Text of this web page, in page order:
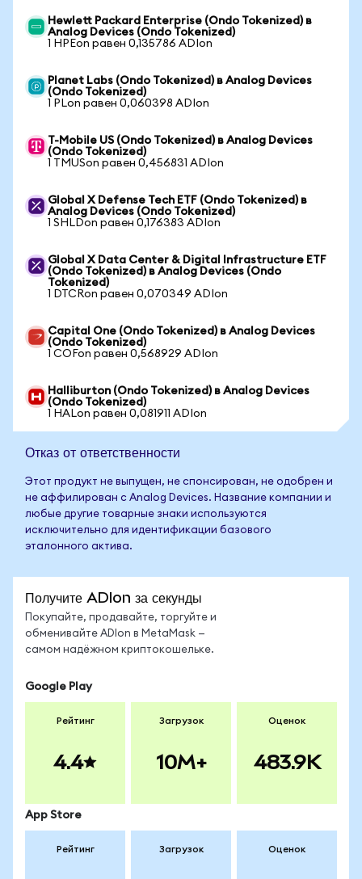
Hewlett Packard Enterprise (Ondo Tokenized) в
Analog Devices (Ondo Tokenized)
1 HPEon равен 0,135786 ADIon
Planet Labs (Ondo Tokenized) в Analog Devices
(Ondo Tokenized)
1 PLon равен 0,060398 ADIon
T-Mobile US (Ondo Tokenized) в Analog Devices
(Ondo Tokenized)
1 TMUSon равен 0,456831 ADIon
Global X Defense Tech ETF (Ondo Tokenized) в
Analog Devices (Ondo Tokenized)
1 SHLDon равен 0,176383 ADIon
Global X Data Center & Digital Infrastructure ETF
(Ondo Tokenized) в Analog Devices (Ondo
Tokenized)
1 DTCRon равен 0,070349 ADIon
Capital One (Ondo Tokenized) в Analog Devices
(Ondo Tokenized)
1 COFon равен 0,568929 ADIon
Halliburton (Ondo Tokenized) в Analog Devices
(Ondo Tokenized)
1 HALon равен 0,081911 ADIon
Отказ от ответственности
Этот продукт не выпущен, не спонсирован, не одобрен и
не аффилирован с Analog Devices. Название компании и
любые другие товарные знаки используются
исключительно для идентификации базового
эталонного актива.
Получите ADIon за секунды
Покупайте, продавайте, торгуйте и
обменивайте ADIon в MetaMask —
самом надёжном криптокошельке.
Google Play
Рейтинг
4.4
Загрузок
10M+
Оценок
483.9K
App Store
Рейтинг Загрузок Оценок